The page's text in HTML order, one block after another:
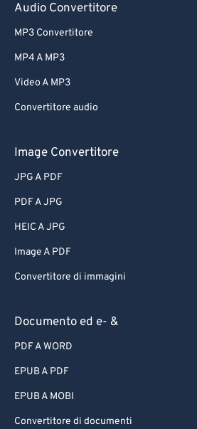
Audio Convertitore
MP3 Convertitore
MP4 A MP3
Video A MP3
Convertitore audio
Image Convertitore
JPG A PDF
PDF A JPG
HEIC A JPG
Image A PDF
Convertitore di immagini
Documento ed e- &
PDF A WORD
EPUB A PDF
EPUB A MOBI
Convertitore di documenti